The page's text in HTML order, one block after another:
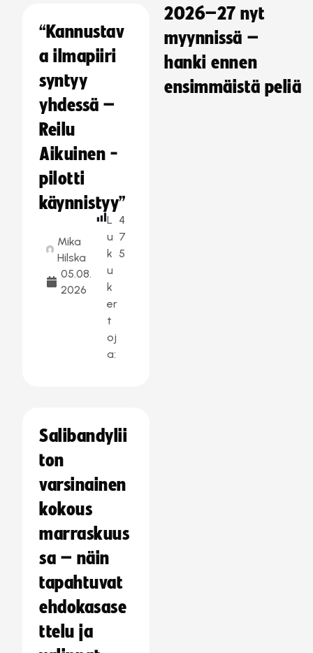
“Kannustav
a ilmapiiri
syntyy
yhdessä –
Reilu
Aikuinen -
pilotti
käynnistyy”
Mika
Hilska
05.08.
2026
L
u
k
u
k
er
t
oj
a:
4
7
5
Salibandylii
ton
varsinainen
kokous
marraskuus
sa – näin
tapahtuvat
ehdokasase
ttelu ja
2026–27 nyt
myynnissä –
hanki ennen
ensimmäistä peliä